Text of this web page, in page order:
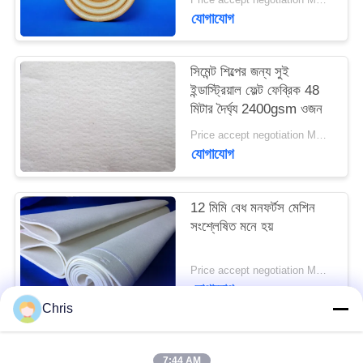
PRIVACY
POLICY
যোগাযোগ
সিমেন্ট শিল্পের জন্য সুই
ইন্ডাস্ট্রিয়াল ফেল্ট ফেব্রিক 48
মিটার দৈর্ঘ্য 2400gsm ওজন
Price accept negotiation MOQ:এক পিসি
যোগাযোগ
12 মিমি বেধ মনফর্টস মেশিন
সংশ্লেষিত মনে হয়
Price accept negotiation MOQ:1 টুকরা
যোগাযোগ
Chris
7:44 AM